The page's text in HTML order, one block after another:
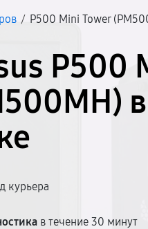
/ P500 Mini Tower
P500
в
курьера
в течение 30 минут